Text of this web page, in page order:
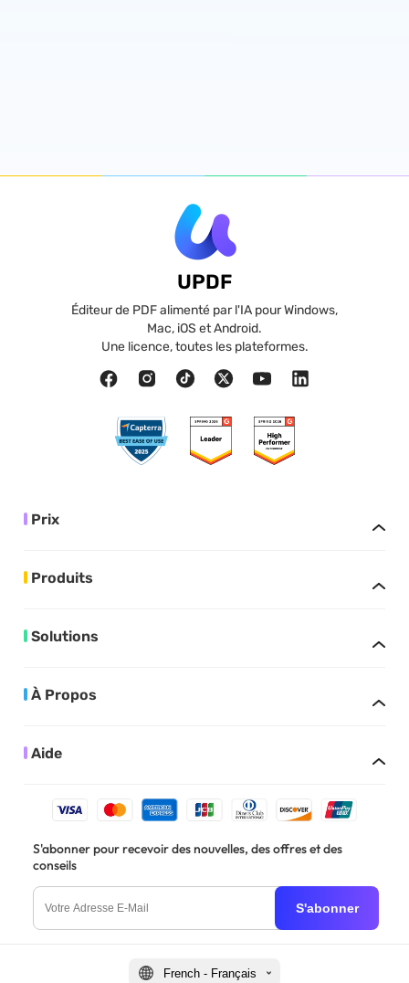
UPDF
Éditeur de PDF alimenté par l'IA pour Windows,
Mac, iOS et Android.
Une licence, toutes les plateformes.
Prix
Produits
Solutions
À Propos
Aide
S'abonner pour recevoir des nouvelles, des offres et des
conseils
S'abonner
French - Français